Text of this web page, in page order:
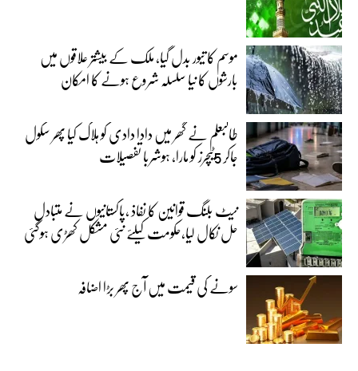
موسم کا تیور بدل گیا، ملک کے بیشتر علاقوں میں
بارشوں کا نیا سلسلہ شروع ہونے کا امکان
طالبعلم نے گھر میں دادا دادی کو ہلاک کیا پھر سکول
جاکر 5ٹیچرز کو مارا، ہوشربا تفصیلات
نیٹ بلنگ قوانین کا نفاذ ،پاکستانیوں نے متبادل
حل نکال لیا،حکومت کیلئے نئی مشکل کھڑی ہوگئی
سونے کی قیمت میں آج پھر بڑا اضافہ